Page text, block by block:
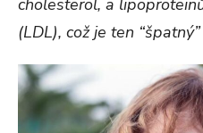
cholesterol, a
(LDL), což je ten